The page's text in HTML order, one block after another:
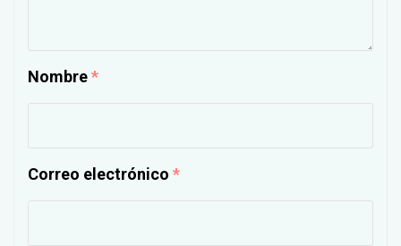
Nombre*
Correo electrónico *